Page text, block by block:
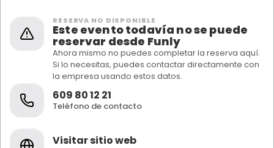
RESERVA NO DISPONIBLE
Este evento todavía no se puede
reservar desde Funly
Ahora mismo no puedes completar la reserva aquí.
Si lo necesitas, puedes contactar directamente con
la empresa usando estos datos.
609 80 12 21
Teléfono de contacto
Visitar sitio web